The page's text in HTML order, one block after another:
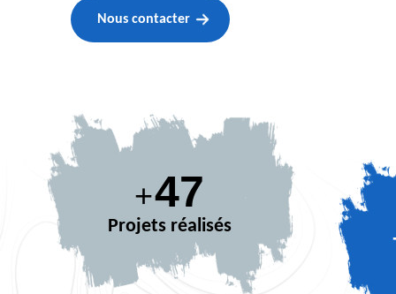
Nous contacter
+64
Projets réalisés